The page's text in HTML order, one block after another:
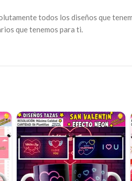
todos los diseños que
que tenemos para ti.